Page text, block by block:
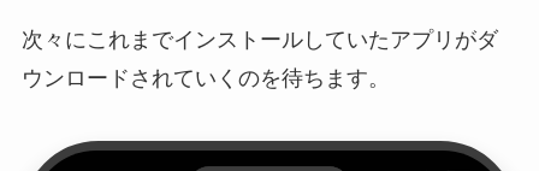
次々にこれまでインストールしていたアプリがダ
ウンロードされていくのを待ちます。